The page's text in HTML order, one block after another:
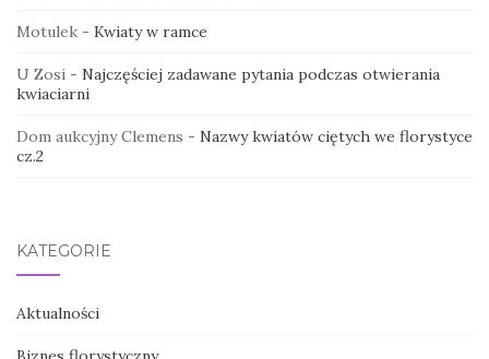
Motulek - Kwiaty w ramce
U Zosi - Najczęściej zadawane pytania podczas otwierania
kwiaciarni
Dom aukcyjny Clemens - Nazwy kwiatów ciętych we florystyce
cz.2
KATEGORIE
Aktualności